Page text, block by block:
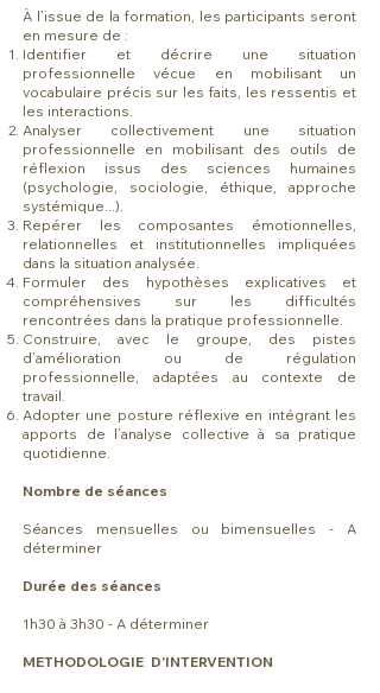
À l’issue de la formation, les participants seront
en mesure de :
Identifier et décrire une situation
professionnelle vécue en mobilisant un
vocabulaire précis sur les faits, les ressentis et
les interactions.
Analyser collectivement une situation
professionnelle en mobilisant des outils de
réflexion issus des sciences humaines
(psychologie, sociologie, éthique, approche
systémique...).
Repérer les composantes émotionnelles,
relationnelles et institutionnelles impliquées
dans la situation analysée.
Formuler des hypothèses explicatives et
compréhensives sur les difficultés
rencontrées dans la pratique professionnelle.
Construire, avec le groupe, des pistes
d’amélioration ou de régulation
professionnelle, adaptées au contexte de
travail.
Adopter une posture réflexive en intégrant les
apports de l’analyse collective à sa pratique
quotidienne.
Nombre de séances
Séances mensuelles ou bimensuelles - A
déterminer
Durée des séances
1h30 à 3h30 - A déterminer
METHODOLOGIE D'INTERVENTION